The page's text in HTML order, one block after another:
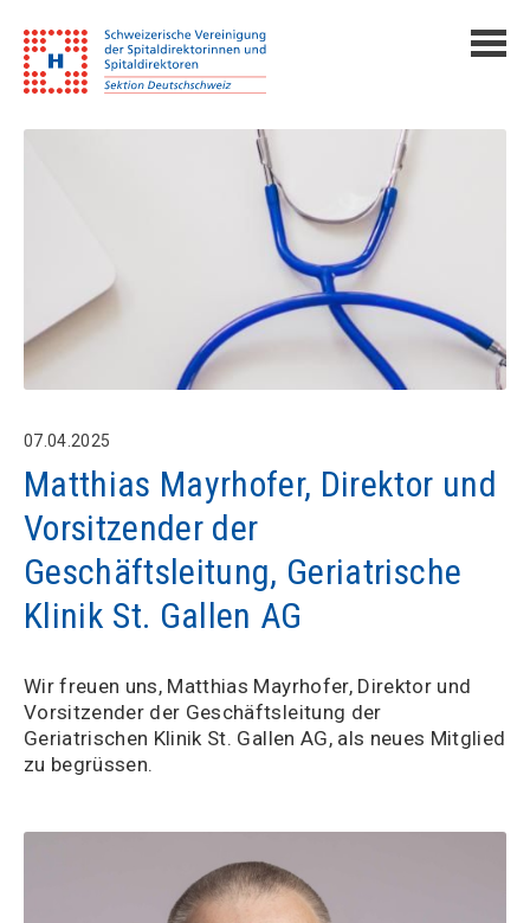
07.04.2025
Matthias Mayrhofer, Direktor und
Vorsitzender der
Geschäftsleitung, Geriatrische
Klinik St. Gallen AG
Wir freuen uns, Matthias Mayrhofer, Direktor und
Vorsitzender der Geschäftsleitung der
Geriatrischen Klinik St. Gallen AG, als neues Mitglied
zu begrüssen.